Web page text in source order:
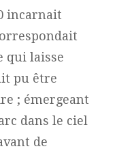
incarnait
qui laisse
pu être
; émergeant
dans le ciel
de